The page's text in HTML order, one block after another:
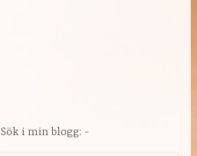
Sök i min blogg: